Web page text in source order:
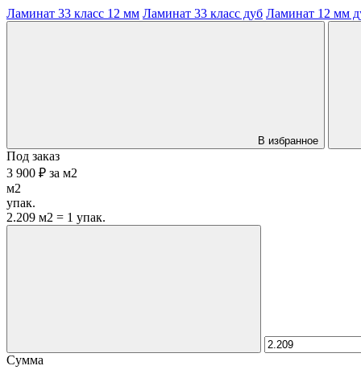
Ламинат 33 класс 12 мм Ламинат 33 класс дуб Ламинат 12 мм
В избранное
Под заказ
3 900 ₽ за м2
м2
упак.
2.209 м2 = 1 упак.
Сумма